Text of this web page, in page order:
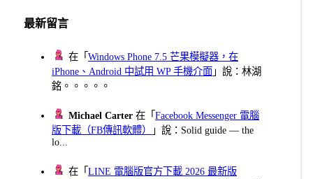
最新留言
在「Windows Phone 7.5 芒果模擬器，在
iPhone、Android 中試用 WP 手機介面 」說：林湖
銘。。。。。
Michael Carter 在「Facebook Messenger 電腦
版下載（FB傳訊軟體）
」說：Solid guide — the
lo...
在「LINE 電腦版官方下載 2026 最新版